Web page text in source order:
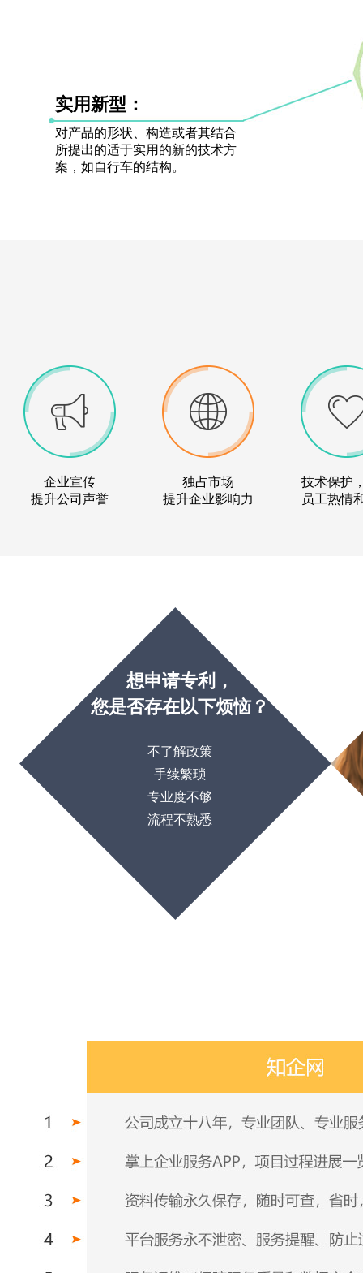
实用新型：
对产品的形状、构造或者其结合
所提出的适于实用的新的技术方
案，如自行车的结构。
企业宣传
提升公司声誉
独占市场
提升企业影响力
技术保护
员工热情
想申请专利，
您是否存在以下烦恼？
不了解政策
手续繁琐
专业度不够
流程不熟悉